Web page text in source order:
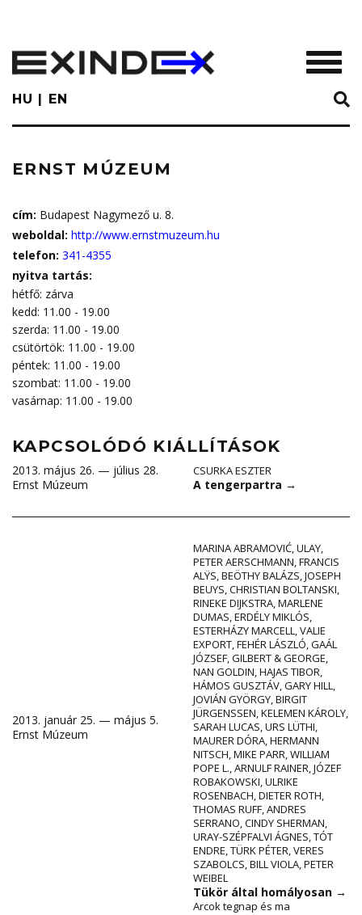
main
content
HU EN
ERNST MÚZEUM
cím: Budapest Nagymező u. 8.
weboldal: http://www.ernstmuzeum.hu
telefon: 341-4355
nyitva tartás:
hétfő: zárva
kedd: 11.00 - 19.00
szerda: 11.00 - 19.00
csütörtök: 11.00 - 19.00
péntek: 11.00 - 19.00
szombat: 11.00 - 19.00
vasárnap: 11.00 - 19.00
KAPCSOLÓDÓ KIÁLLÍTÁSOK
2013. május 26. — július 28.
Ernst Múzeum
CSURKA ESZTER
A tengerpartra →
2013. január 25. — május 5.
Ernst Múzeum
MARINA ABRAMOVIĆ,ULAY,
PETER AERSCHMANN,FRANCIS
ALŸS,BEÖTHY BALÁZS,JOSEPH
BEUYS,CHRISTIAN BOLTANSKI,
RINEKE DIJKSTRA,MARLENE
DUMAS,ERDÉLY MIKLÓS,
ESTERHÁZY MARCELL,VALIE
EXPORT,FEHÉR LÁSZLÓ,GAÁL
JÓZSEF,GILBERT & GEORGE,
NAN GOLDIN,HAJAS TIBOR,
HÁMOS GUSZTÁV,GARY HILL,
JOVIÁN GYÖRGY,BIRGIT
JÜRGENSSEN,KELEMEN KÁROLY,
SARAH LUCAS,URS LÜTHI,
MAURER DÓRA,HERMANN
NITSCH,MIKE PARR,WILLIAM
POPE L.,ARNULF RAINER,JÓZEF
ROBAKOWSKI,ULRIKE
ROSENBACH,DIETER ROTH,
THOMAS RUFF,ANDRES
SERRANO,CINDY SHERMAN,
URAY-SZÉPFALVI ÁGNES,TÓT
ENDRE,TÜRK PÉTER,VERES
SZABOLCS,BILL VIOLA,PETER
WEIBEL
Tükör által homályosan →
Arcok tegnap és ma